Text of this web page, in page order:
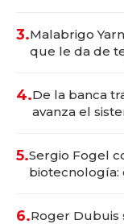
3.Malabrigo
que le da de
4.De la banca
avanza el
5.Sergio Fogel
biotecnología:
6.Roger Dubuis